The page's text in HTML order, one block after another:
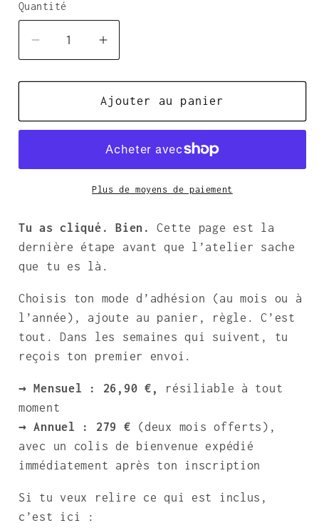
Quantité
Quantité
Réduire
la
quantité
HCKR
Augmenter
la
quantité
de
HCKR
BOOK
CLUB!
Ajouter au panier
Plus de moyens de paiement
Tu as cliqué. Bien.Cette page est la
dernière étape avant que l’atelier sache
que tu es là.
Choisis ton mode d’adhésion (au mois ou à
l’année), ajoute au panier, règle. C’est
tout. Dans les semaines qui suivent, tu
reçois ton premier envoi.
→ Mensuel : 26,90 €,
résiliable à tout
moment
→ Annuel : 279 € (deux mois offerts),
avec un colis de bienvenue expédié
immédiatement après ton inscription
Si tu veux relire ce qui est inclus,
c’est ici :